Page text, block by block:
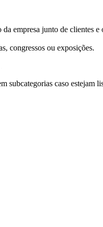
empresa junto de clientes
congressos ou exposições.
subcategorias caso estejam